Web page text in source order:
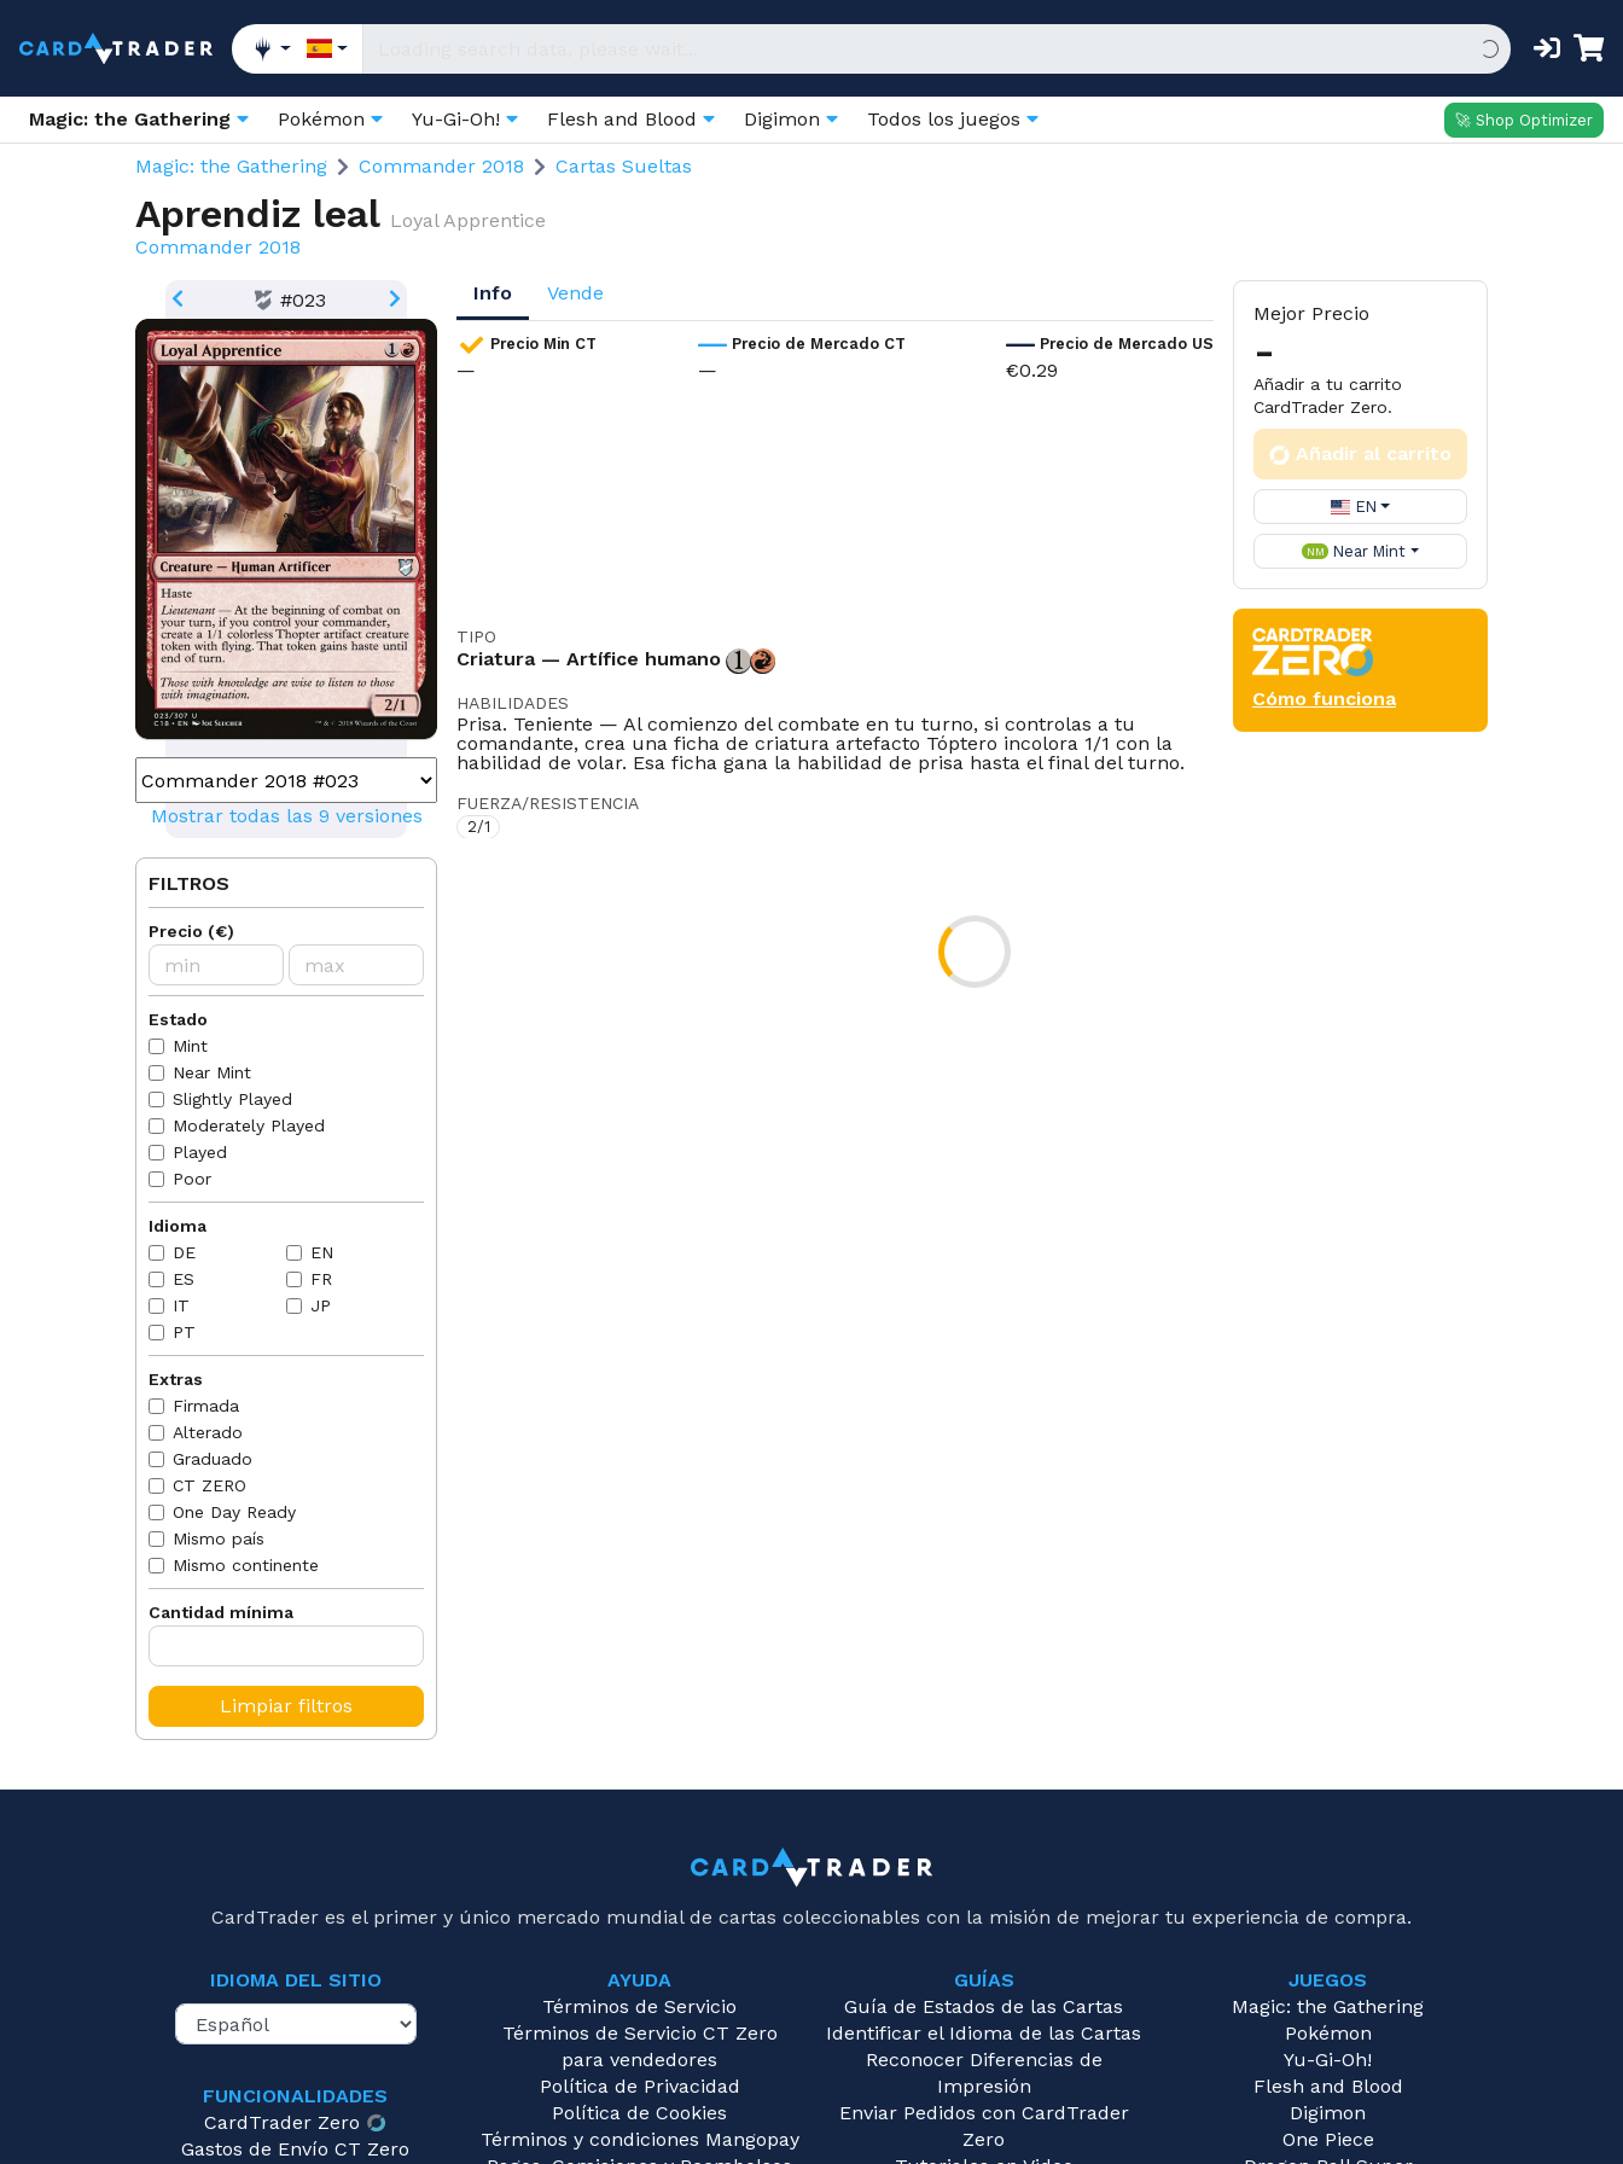
Magic: the Gathering Pokémon Yu-Gi-Oh! Flesh and Blood Digimon Todos los juegos 🚀 Shop Optimizer
Magic: the Gathering Commander 2018 Cartas Sueltas
Aprendiz leal Loyal Apprentice
Commander 2018
#023
Mostrar todas las 9 versiones
Info Vende
Precio Min CT
—
Precio de Mercado CT
—
Precio de Mercado US
€0.29
TIPO
Criatura — Artífice humano
HABILIDADES
Prisa. Teniente — Al comienzo del combate en tu turno, si controlas a tu
comandante, crea una ficha de criatura artefacto Tóptero incolora 1/1 con la
habilidad de volar. Esa ficha gana la habilidad de prisa hasta el final del turno.
FUERZA/RESISTENCIA
2/1
Mejor Precio
-
Añadir a tu carrito
CardTrader Zero.
Añadir al carrito
EN
NM Near Mint
Cómo funciona
FILTROS
Precio (€)
Estado
Mint
Near Mint
Slightly Played
Moderately Played
Played
Poor
Idioma
DE
EN
ES
FR
IT
JP
PT
Extras
Firmada
Alterado
Graduado
CT ZERO
One Day Ready
Mismo país
Mismo continente
Cantidad mínima
Limpiar filtros
CardTrader es el primer y único mercado mundial de cartas coleccionables con la misión de mejorar tu experiencia de compra.
IDIOMA DEL SITIO
FUNCIONALIDADES
CardTrader Zero
Gastos de Envío CT Zero
AYUDA
Términos de Servicio
Términos de Servicio CT Zero
para vendedores
Política de Privacidad
Política de Cookies
Términos y condiciones Mangopay
GUÍAS
Guía de Estados de las Cartas
Identificar el Idioma de las Cartas
Reconocer Diferencias de
Impresión
Enviar Pedidos con CardTrader
Zero
JUEGOS
Magic: the Gathering
Pokémon
Yu-Gi-Oh!
Flesh and Blood
Digimon
One Piece